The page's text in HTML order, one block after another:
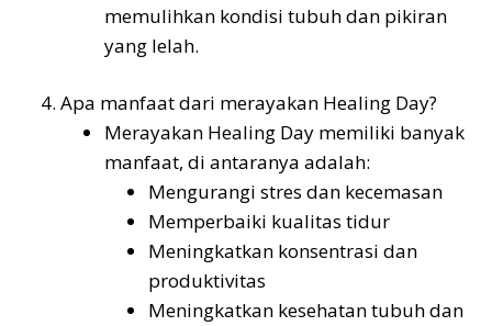
memulihkan kondisi tubuh dan pikiran
yang lelah.
Apa manfaat dari merayakan Healing Day?
Merayakan Healing Day memiliki banyak
manfaat, di antaranya adalah:
Mengurangi stres dan kecemasan
Memperbaiki kualitas tidur
Meningkatkan konsentrasi dan
produktivitas
Meningkatkan kesehatan tubuh dan